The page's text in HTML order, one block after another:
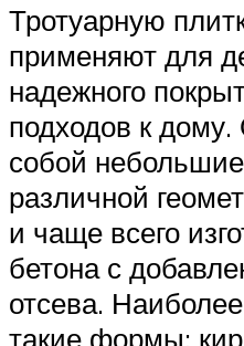
Тротуарную
применяют для
надежного
подходов к
собой
различной
и чаще всего
бетона с
отсева.
такие формы: